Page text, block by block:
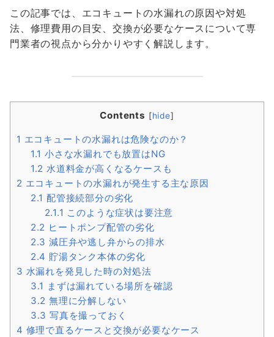
この記事では、エコキュートの水漏れの原因や対処
法、修理費用の目安、交換が必要なケースについて専
門業者の視点から分かりやすく解説します。
Contents [hide]
1 エコキュートの水漏れは危険なのか？
1.1 小さな水漏れでも放置はNG
1.2 水道料金が高くなるケースも
2 エコキュートの水漏れが発生する主な原因
2.1 配管接続部分の劣化
2.1.1 このような症状は要注意
2.2 ヒートポンプ配管の劣化
2.3 減圧弁や逃し弁からの排水
2.4 貯湯タンク本体の劣化
3 水漏れを発見した時の対処法
3.1 まずは漏れている場所を確認
3.2 無理に分解しない
3.3 写真を撮っておく
4 修理で直るケースと交換が必要なケース